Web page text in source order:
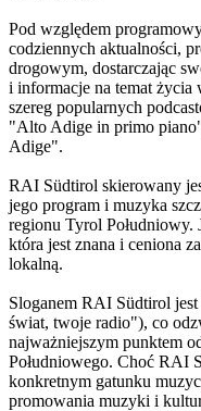
Pod względem
codziennych aktualności,
drogowym, dostarczając
i informacje na temat
szereg popularnych
"Alto Adige in primo
Adige".
RAI Südtirol skierowany
jego program i muzyka
regionu Tyrol Południowy.
która jest znana i ceniona
lokalną.
Sloganem RAI Südtirol
świat, twoje radio"), co
najważniejszym punktem
Południowego. Choć RAI
konkretnym gatunku
promowania muzyki i